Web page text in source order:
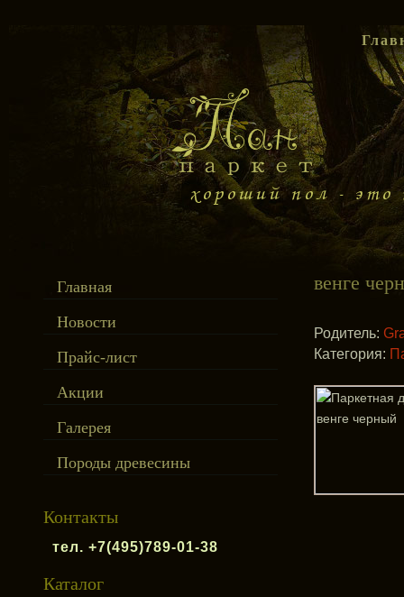
Главная
Новости
Прайс-лист
Акции
Галерея
Породы древесины
Контакты
тел. +7(495)789-01-38
Каталог
венге
Родитель:
Категория: